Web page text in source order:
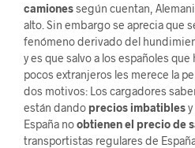
camionessegún cuentan,
alto. Sin embargo se aprecia que
fenómeno derivado del
y es que salvo a los españoles
pocos extranjeros les merece la
dos motivos: Los cargadores
están dando precios imbatibles
España noobtienen el precio de
transportistas regulares de